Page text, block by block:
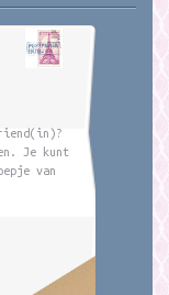
Je kunt
van